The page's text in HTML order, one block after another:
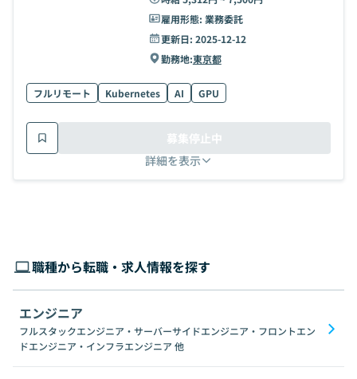
雇用形態: 業務委託
更新日: 2025-12-12
勤務地:東京都
フルリモート Kubernetes AI GPU
詳細を表示
募集停止中
職種から転職・求人情報を探す
エンジニア
フルスタックエンジニア・サーバーサイドエンジニア・フロントエン
ドエンジニア・インフラエンジニア 他